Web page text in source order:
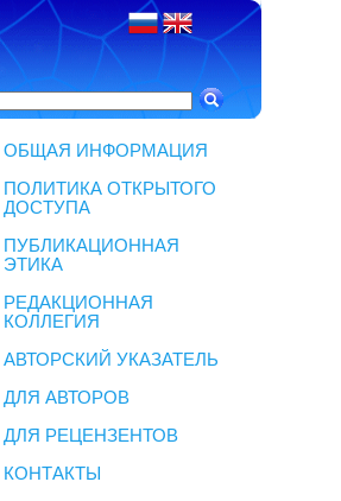
ОБЩАЯ ИНФОРМАЦИЯ
ПОЛИТИКА ОТКРЫТОГО
ДОСТУПА
ПУБЛИКАЦИОННАЯ
ЭТИКА
РЕДАКЦИОННАЯ
КОЛЛЕГИЯ
АВТОРСКИЙ УКАЗАТЕЛЬ
ДЛЯ АВТОРОВ
ДЛЯ РЕЦЕНЗЕНТОВ
КОНТАКТЫ